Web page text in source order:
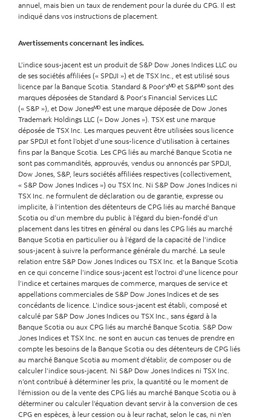
annuel, mais bien un taux de rendement pour la durée du CPG. Il est
indiqué dans vos instructions de placement.
Avertissements concernant les indices.
L’indice sous-jacent est un produit de S&P Dow Jones Indices LLC ou
de ses sociétés affiliées (« SPDJI ») et de TSX Inc., et est utilisé sous
licence par la Banque Scotia. Standard & Poor’sᴹᴰ et S&Pᴹᴰ sont des
marques déposées de Standard & Poor’s Financial Services LLC
(« S&P »), et Dow Jonesᴹᴰ est une marque déposée de Dow Jones
Trademark Holdings LLC (« Dow Jones »). TSX est une marque
déposée de TSX Inc. Les marques peuvent être utilisées sous licence
par SPDJI et font l’objet d’une sous-licence d’utilisation à certaines
fins par la Banque Scotia. Les CPG liés au marché Banque Scotia ne
sont pas commandités, approuvés, vendus ou annoncés par SPDJI,
Dow Jones, S&P, leurs sociétés affiliées respectives (collectivement,
« S&P Dow Jones Indices ») ou TSX Inc. Ni S&P Dow Jones Indices ni
TSX Inc. ne formulent de déclaration ou de garantie, expresse ou
implicite, à l’intention des détenteurs de CPG liés au marché Banque
Scotia ou d’un membre du public à l’égard du bien-fondé d’un
placement dans les titres en général ou dans les CPG liés au marché
Banque Scotia en particulier ou à l’égard de la capacité de l’indice
sous-jacent à suivre la performance générale du marché. La seule
relation entre S&P Dow Jones Indices ou TSX Inc. et la Banque Scotia
en ce qui concerne l’indice sous-jacent est l’octroi d’une licence pour
l’indice et certaines marques de commerce, marques de service et
appellations commerciales de S&P Dow Jones Indices et de ses
concédants de licence. L’indice sous-jacent est établi, composé et
calculé par S&P Dow Jones Indices ou TSX Inc., sans égard à la
Banque Scotia ou aux CPG liés au marché Banque Scotia. S&P Dow
Jones Indices et TSX Inc. ne sont en aucun cas tenues de prendre en
compte les besoins de la Banque Scotia ou des détenteurs de CPG liés
au marché Banque Scotia au moment d’établir, de composer ou de
calculer l’indice sous-jacent. Ni S&P Dow Jones Indices ni TSX Inc.
n’ont contribué à déterminer les prix, la quantité ou le moment de
l’émission ou de la vente des CPG liés au marché Banque Scotia ou à
déterminer ou calculer l’équation devant servir à la conversion de ces
CPG en espèces, à leur cession ou à leur rachat, selon le cas, ni n’en